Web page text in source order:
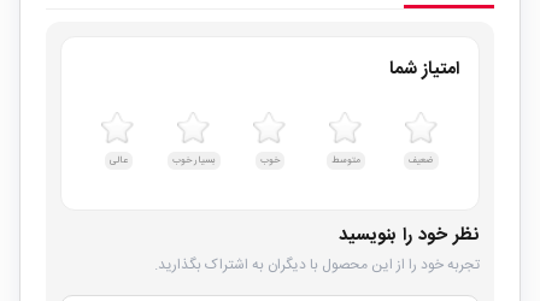
امتیاز شما
ضعیف متوسط خوب بسیار خوب عالی
نظر خود را بنویسید
تجربه خود را از این محصول با دیگران به اشتراک بگذارید.